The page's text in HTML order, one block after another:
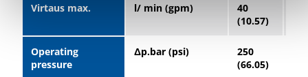
Virtaus max. l/ min (gpm)
40
(10.57)
Operating
pressure
Δp.bar (psi)
250
(66.05)